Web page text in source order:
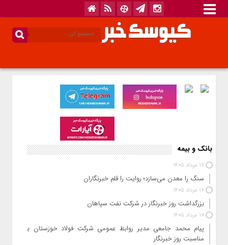
بانک و بیمه
17 مرداد 1405
سنگ را معدن می‌سازد؛ روایت را قلم خبرنگاران
17 مرداد 1405
بزرگداشت روز خبرنگار در شرکت نفت سپاهان
17 مرداد 1405
پیام محمد جامعی مدیر روابط عمومی شرکت فولاد خوزستان به
مناسبت روز خبرنگار